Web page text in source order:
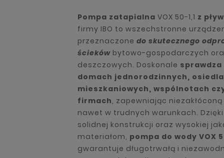
Pompa zatapialna VOX 50-1,1 z
firmy IBO to wszechstronne
przeznaczone do skutecznego
ścieków bytowo-gospodarczych
deszczowych. Doskonale sprawdza
domach jednorodzinnych,
mieszkaniowych, wspólnotach
firmach, zapewniając
nawet w trudnych warunkach.
solidnej konstrukcji oraz wysokiej
materiałom, pompa do wody VOX
gwarantuje długotrwałą i